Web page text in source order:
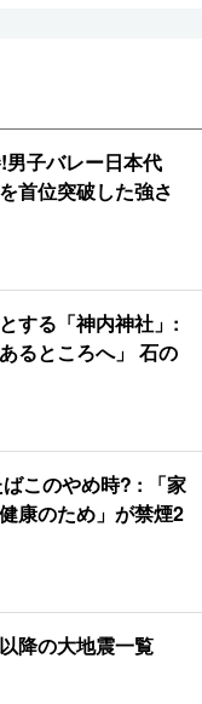
子バレー日本代
首位突破した強さ
する「神内神社」:
るところへ」 石の
このやめ時? : 「家
康のため」が禁煙2
降の大地震一覧